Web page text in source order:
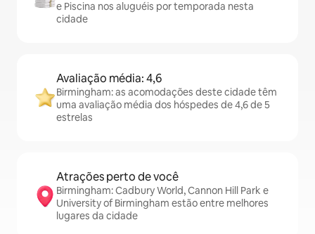
e Piscina nos aluguéis por temporada nesta
cidade
Avaliação média: 4,6
Birmingham: as acomodações deste cidade têm
uma avaliação média dos hóspedes de 4,6 de 5
estrelas
Atrações perto de você
Birmingham: Cadbury World, Cannon Hill Park e
University of Birmingham estão entre melhores
lugares da cidade